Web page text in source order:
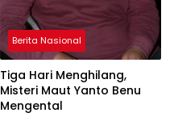
Berita Nasional
Tiga Hari Menghilang,
Misteri Maut Yanto Benu
Mengental